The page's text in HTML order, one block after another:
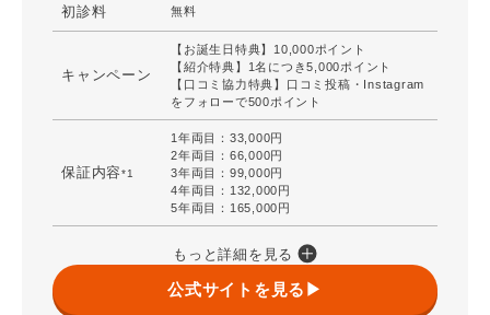
初診料 無料
キャンペーン
【お誕生日特典】10,000ポイント
【紹介特典】1名につき5,000ポイント
【口コミ協力特典】口コミ投稿・Instagram
をフォローで500ポイント
保証内容*1
1年両目：33,000円
2年両目：66,000円
3年両目：99,000円
4年両目：132,000円
5年両目：165,000円
もっと詳細を見る
公式サイトを見る▶